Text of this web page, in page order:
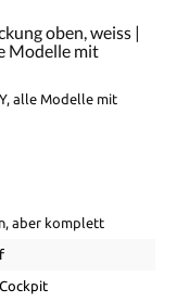
oben, weiss |
Modelle mit
alle Modelle mit
aber komplett